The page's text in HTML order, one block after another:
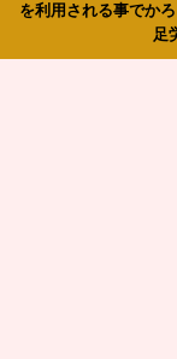
を利用される事でか
足